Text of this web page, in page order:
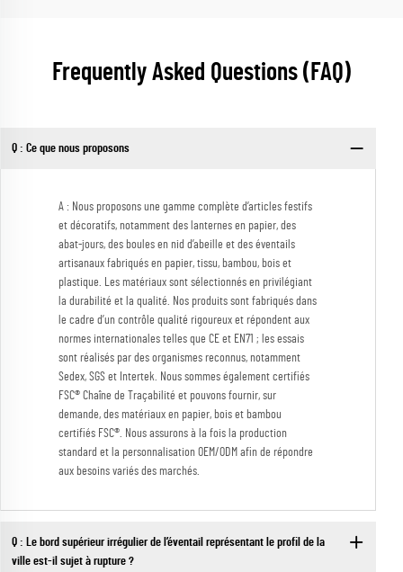
Frequently Asked Questions (FAQ)
Q : Ce que nous proposons
A : Nous proposons une gamme complète d’articles festifs
et décoratifs, notamment des lanternes en papier, des
abat-jours, des boules en nid d’abeille et des éventails
artisanaux fabriqués en papier, tissu, bambou, bois et
plastique. Les matériaux sont sélectionnés en privilégiant
la durabilité et la qualité. Nos produits sont fabriqués dans
le cadre d’un contrôle qualité rigoureux et répondent aux
normes internationales telles que CE et EN71 ; les essais
sont réalisés par des organismes reconnus, notamment
Sedex, SGS et Intertek. Nous sommes également certifiés
FSC® Chaîne de Traçabilité et pouvons fournir, sur
demande, des matériaux en papier, bois et bambou
certifiés FSC®. Nous assurons à la fois la production
standard et la personnalisation OEM/ODM afin de répondre
aux besoins variés des marchés.
Q : Le bord supérieur irrégulier de l’éventail représentant le profil de la
ville est-il sujet à rupture ?